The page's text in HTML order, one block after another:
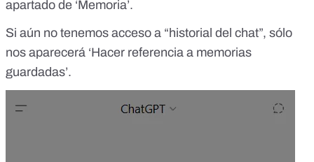
apartado de ‘Memoria’.
Si aún no tenemos acceso a “historial del chat”, sólo
nos aparecerá ‘Hacer referencia a memorias
guardadas’.